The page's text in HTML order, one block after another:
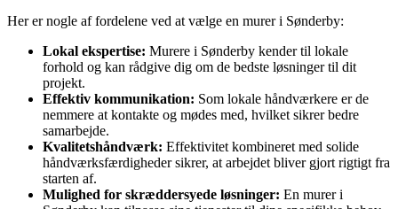
Her er nogle af fordelene ved at vælge en murer i Sønderby:
Lokal ekspertise: Murere i Sønderby kender til lokale
forhold og kan rådgive dig om de bedste løsninger til dit
projekt.
Effektiv kommunikation: Som lokale håndværkere er de
nemmere at kontakte og mødes med, hvilket sikrer bedre
samarbejde.
Kvalitetshåndværk: Effektivitet kombineret med solide
håndværksfærdigheder sikrer, at arbejdet bliver gjort rigtigt fra
starten af.
Mulighed for skræddersyede løsninger: En murer i